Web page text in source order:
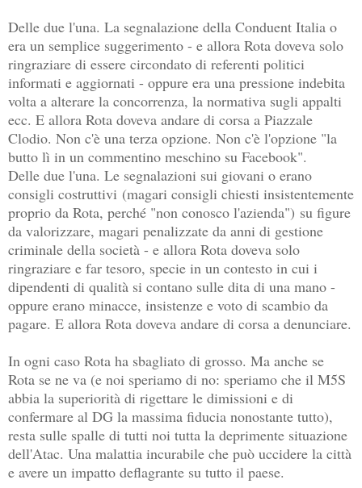
Delle due l'una. La segnalazione della Conduent Italia o
era un semplice suggerimento - e allora Rota doveva solo
ringraziare di essere circondato di referenti politici
informati e aggiornati - oppure era una pressione indebita
volta a alterare la concorrenza, la normativa sugli appalti
ecc. E allora Rota doveva andare di corsa a Piazzale
Clodio. Non c'è una terza opzione. Non c'è l'opzione "la
butto lì in un commentino meschino su Facebook".
Delle due l'una. Le segnalazioni sui giovani o erano
consigli costruttivi (magari consigli chiesti insistentemente
proprio da Rota, perché "non conosco l'azienda") su figure
da valorizzare, magari penalizzate da anni di gestione
criminale della società - e allora Rota doveva solo
ringraziare e far tesoro, specie in un contesto in cui i
dipendenti di qualità si contano sulle dita di una mano -
oppure erano minacce, insistenze e voto di scambio da
pagare. E allora Rota doveva andare di corsa a denunciare.
In ogni caso Rota ha sbagliato di grosso. Ma anche se
Rota se ne va (e noi speriamo di no: speriamo che il M5S
abbia la superiorità di rigettare le dimissioni e di
confermare al DG la massima fiducia nonostante tutto),
resta sulle spalle di tutti noi tutta la deprimente situazione
dell'Atac. Una malattia incurabile che può uccidere la città
e avere un impatto deflagrante su tutto il paese.